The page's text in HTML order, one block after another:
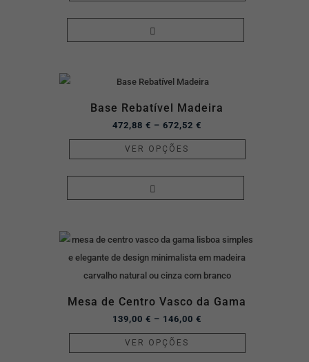
Base Rebatível Madeira
472,88€ – 672,52€
VER OPÇÕES
Mesa de Centro Vasco da Gama
139,00€ – 146,00€
VER OPÇÕES